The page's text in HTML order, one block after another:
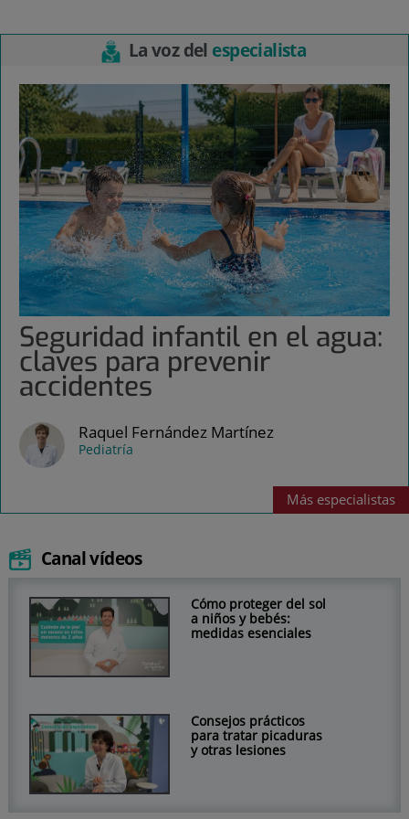
La voz del especialista
Seguridad infantil en el agua:
claves para prevenir
accidentes
Raquel Fernández Martínez
Pediatría
Más especialistas
Canal vídeos
Cómo proteger del sol
a niños y bebés:
medidas esenciales
Consejos prácticos
para tratar picaduras
y otras lesiones